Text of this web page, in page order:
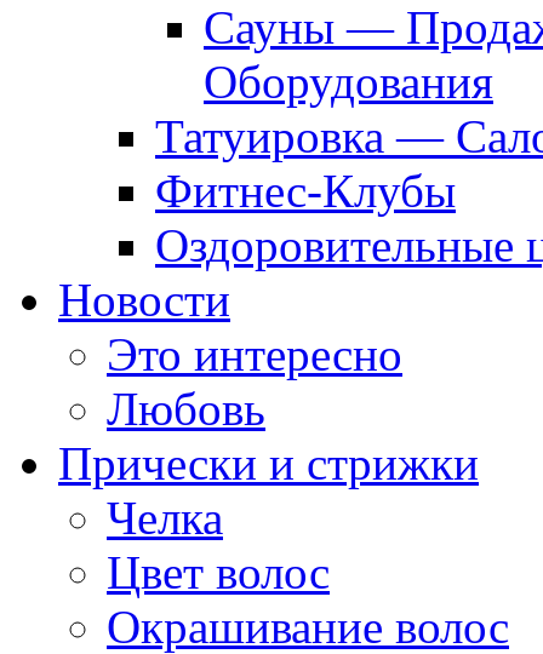
Сауны —
Оборудования
Татуировка —
Фитнес-Клубы
Оздоровительные
Новости
Это интересно
Любовь
Прически и стрижки
Челка
Цвет волос
Окрашивание волос